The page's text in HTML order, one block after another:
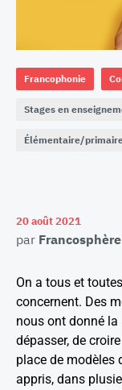
Francophonie
Stages en
Élémentaire/
20 août 2021
par Francosphère
On a tous et
concernent. Des
nous ont donné la
dépasser, de
place de modèles
appris, dans